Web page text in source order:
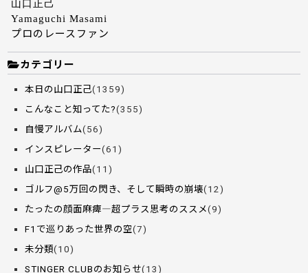
山口正己
Yamaguchi Masami
プロのレースファン
カテゴリー
本日の山口正己(1359)
こんなこと知ってた?(355)
自慢アルバム(56)
インスピレーター(61)
山口正己の作品(11)
ゴルフ@5万回の閃き、そして瞬時の崩壊(12)
たったの顔面麻痺―超プラス思考のススメ(9)
F1で巡りあった世界の空(7)
未分類(10)
STINGER CLUBのお知らせ(13)